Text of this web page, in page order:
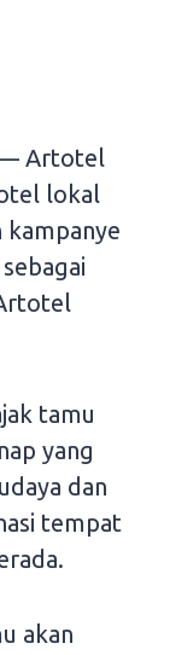
Artotel
lokal
kampanye
tamu
yang
dan
tempat
akan